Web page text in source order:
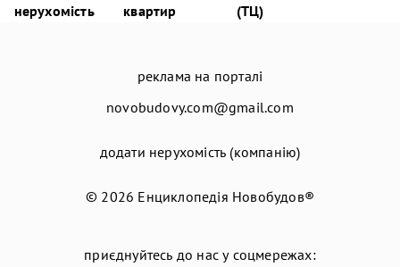
нерухомість
квартир
(ТЦ)
реклама на порталі
novobudovy.com@gmail.com
додати нерухомість (компанію)
© 2026 Енциклопедія Новобудов®
приєднуйтесь до нас у соцмережах: